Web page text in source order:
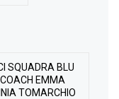
SQUADRA BLU
EMMA
TOMARCHIO